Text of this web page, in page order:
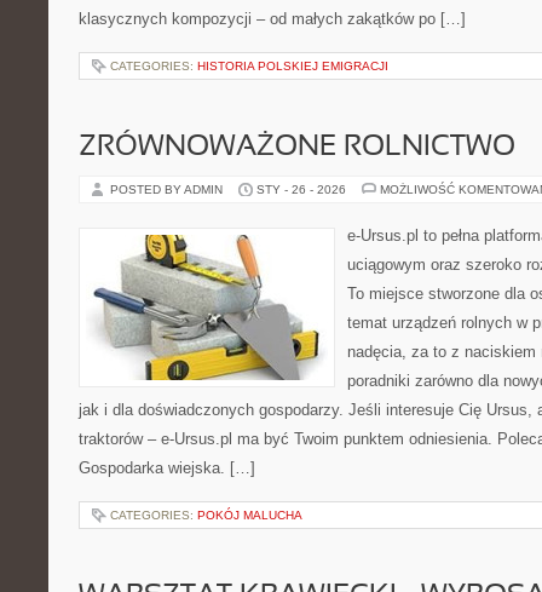
klasycznych kompozycji – od małych zakątków po […]
CATEGORIES: HISTORIA POLSKIEJ EMIGRACJI
ZRÓWNOWAŻONE ROLNICTWO
POSTED BY ADMIN STY - 26 - 2026 MOŻLIWOŚĆ
e-Ursus.pl to pełna
uciągowym oraz szeroko
To miejsce stworzone dla
temat urządzeń rolnych w
nadęcia, za to z
poradniki zarówno dla
jak i dla doświadczonych gospodarzy. Jeśli interesuje Cię Ursus,
traktorów – e-Ursus.pl ma być Twoim punktem odniesienia.
Gospodarka wiejska. […]
CATEGORIES: POKÓJ MALUCHA